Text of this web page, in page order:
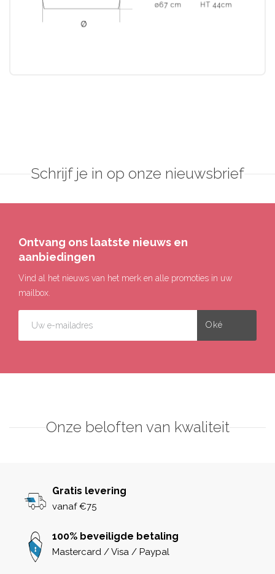
Schrijf je in op onze nieuwsbrief
Ontvang ons laatste nieuws en
aanbiedingen
Vind al het nieuws van het merk en alle promoties in uw
mailbox.
Onze beloften van kwaliteit
Gratis levering
vanaf €75
100% beveiligde betaling
Mastercard / Visa / Paypal